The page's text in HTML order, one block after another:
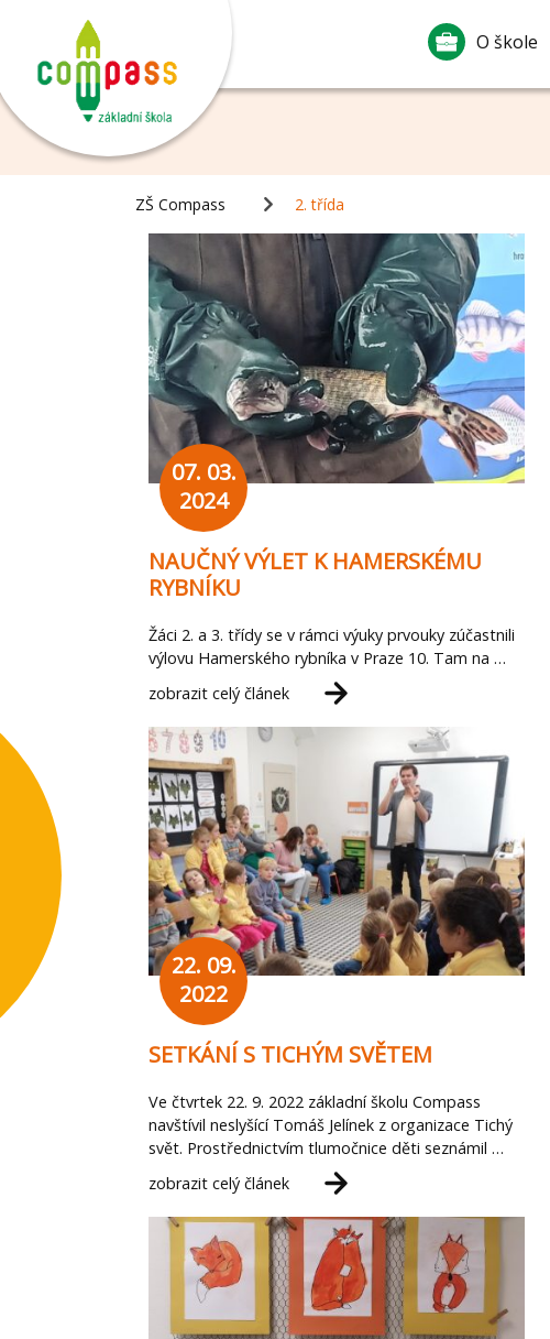
O škole
ZŠ Compass 2. třída
07. 03.
2024
NAUČNÝ VÝLET K HAMERSKÉMU
RYBNÍKU
Žáci 2. a 3. třídy se v rámci výuky prvouky zúčastnili
výlovu Hamerského rybníka v Praze 10. Tam na …
zobrazit celý článek
22. 09.
2022
SETKÁNÍ S TICHÝM SVĚTEM
Ve čtvrtek 22. 9. 2022 základní školu Compass
navštívil neslyšící Tomáš Jelínek z organizace Tichý
svět. Prostřednictvím tlumočnice děti seznámil …
zobrazit celý článek